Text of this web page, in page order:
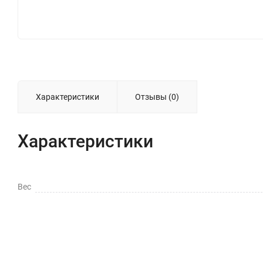
Характеристики Отзывы (0)
Характеристики
Вес